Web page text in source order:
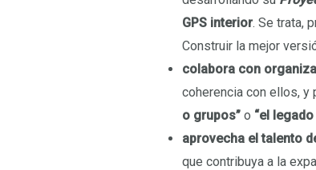
GPS interior. Se trata,
Construir la mejor
colabora con
coherencia con ellos, y
o grupos” o “el
aprovecha el talento
que contribuya a la